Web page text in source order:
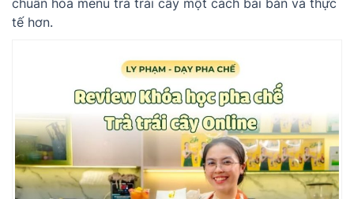
chuẩn hóa menu trà trái cây một cách bài bản và thực
tế hơn.